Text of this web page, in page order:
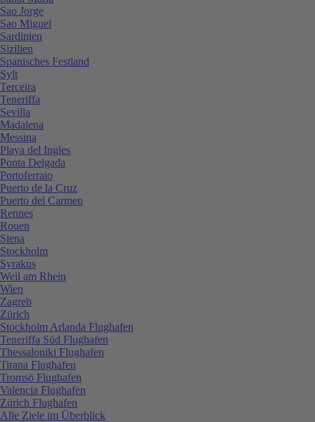
Sao Jorge
Sao Miguel
Sardinien
Sizilien
Spanisches Festland
Sylt
Terceira
Teneriffa
Sevilla
Madalena
Messina
Playa del Ingles
Ponta Delgada
Portoferraio
Puerto de la Cruz
Puerto del Carmen
Rennes
Rouen
Siena
Stockholm
Syrakus
Weil am Rhein
Wien
Zagreb
Zürich
Stockholm Arlanda Flughafen
Teneriffa Süd Flughafen
Thessaloniki Flughafen
Tirana Flughafen
Tromsö Flughafen
Valencia Flughafen
Zürich Flughafen
Alle Ziele im Überblick